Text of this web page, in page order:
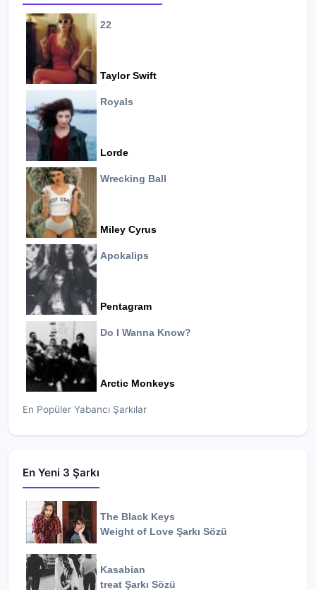
22
Taylor Swift
Royals
Lorde
Wrecking Ball
Miley Cyrus
Apokalips
Pentagram
Do I Wanna Know?
Arctic Monkeys
En Popüler Yabancı Şarkılar
En Yeni 3 Şarkı
The Black Keys
Weight of Love Şarkı Sözü
Kasabian
treat Şarkı Sözü